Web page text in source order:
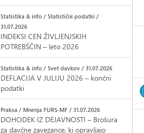
Statistika & info / Statistični podatki /
31.07.2026
INDEKSI CEN ŽIVLJENJSKIH
POTREBŠČIN – leto 2026
Statistika & info / Svet davkov / 31.07.2026
DEFLACIJA V JULIJU 2026 – končni
podatki
Praksa / Mnenja FURS-MF / 31.07.2026
DOHODEK IZ DEJAVNOSTI – Brošura
za davčne zavezance, ki opravljajo